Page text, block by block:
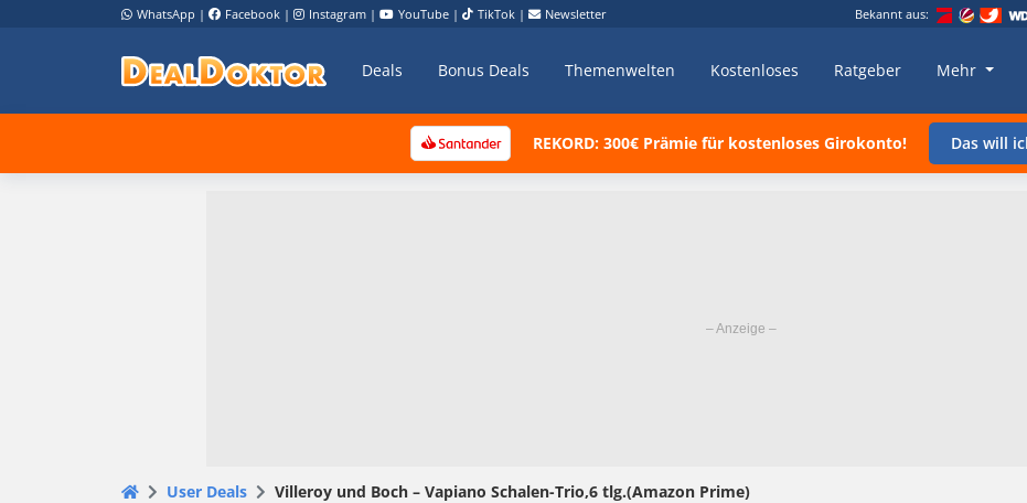
WhatsApp | Facebook | Instagram | YouTube | TikTok | Newsletter Bekannt aus:
Deals Bonus Deals Themenwelten Kostenloses Ratgeber Mehr
REKORD: 300€ Prämie für kostenloses Girokonto! Das will
User Deals Villeroy und Boch – Vapiano Schalen-Trio,6 tlg.(Amazon Prime)